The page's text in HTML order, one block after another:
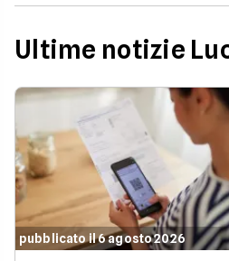
Ultime notizie
pubblicato il 6 agosto 2026